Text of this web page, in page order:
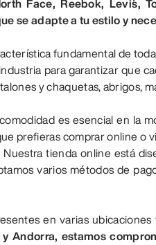
Face, Reebok, Levi´s,
se adapte a tu estilo y
fundamental de
para garantizar que
y chaquetas, abrigos,
es esencial en la
prefieras comprar online o
Nuestra tienda online está
varios métodos de
en varias
Andorra, estamos